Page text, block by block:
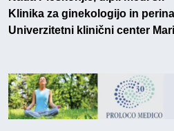
Klinika za ginekologijo in
Univerzitetni klinični center